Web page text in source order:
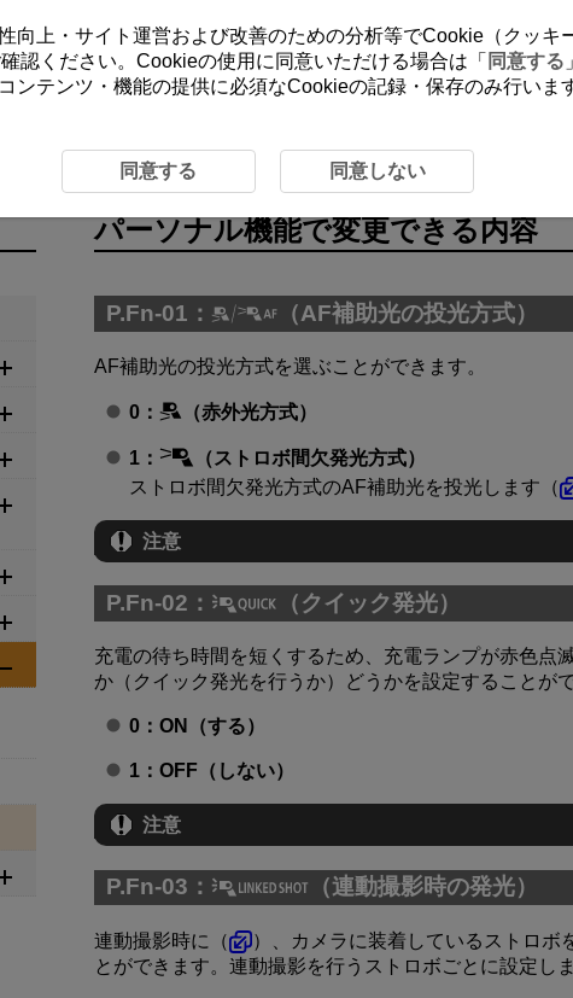
パーソナル機能で変更できる内容
P.Fn-01： （AF補助光の投光方式）
AF補助光の投光方式を選ぶことができます。
0： （赤外光方式）
1：
（ストロボ間欠発光方式）
ストロボ間欠発光方式のAF補助光を投光します（
注意
P.Fn-02： （クイック発光）
充電の待ち時間を短くするため、充電ランプが赤色点
か（クイック発光を行うか）どうかを設定することがで
0：ON（する）
1：OFF（しない）
注意
P.Fn-03： （連動撮影時の発光）
連動撮影時に（
）、カメラに装着しているストロボ
とができます。連動撮影を行うストロボごとに設定しま
向上・サイト運営および改善のための分析等でCookie（クッ
認ください。Cookieの使用に同意いただける場合は「 同意する
ンテンツ・機能の提供に必須なCookieの記録・保存のみ行いま
同意する 同意しない